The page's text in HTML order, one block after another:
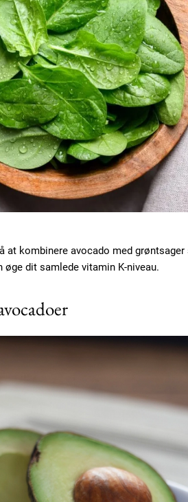
at kombinere avocado med
dit samlede vitamin K-niveau.